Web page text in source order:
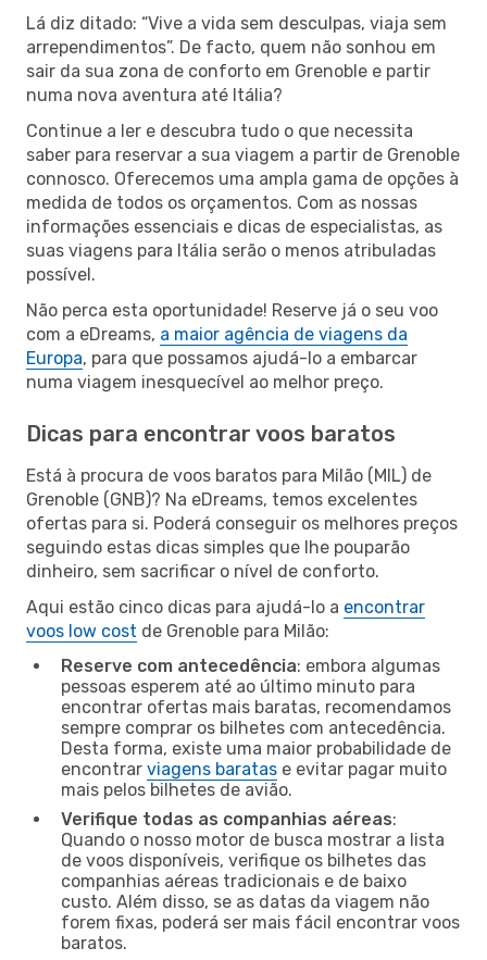
Lá diz ditado: “Vive a vida sem desculpas, viaja sem
arrependimentos”. De facto, quem não sonhou em
sair da sua zona de conforto em Grenoble e partir
numa nova aventura até Itália?
Continue a ler e descubra tudo o que necessita
saber para reservar a sua viagem a partir de Grenoble
connosco. Oferecemos uma ampla gama de opções à
medida de todos os orçamentos. Com as nossas
informações essenciais e dicas de especialistas, as
suas viagens para Itália serão o menos atribuladas
possível.
Não perca esta oportunidade! Reserve já o seu voo
com a eDreams, a maior agência de viagens da
Europa, para que possamos ajudá-lo a embarcar
numa viagem inesquecível ao melhor preço.
Dicas para encontrar voos baratos
Está à procura de voos baratos para Milão (MIL) de
Grenoble (GNB)? Na eDreams, temos excelentes
ofertas para si. Poderá conseguir os melhores preços
seguindo estas dicas simples que lhe pouparão
dinheiro, sem sacrificar o nível de conforto.
Aqui estão cinco dicas para ajudá-lo a encontrar
voos low cost de Grenoble para Milão:
Reserve com antecedência: embora algumas
pessoas esperem até ao último minuto para
encontrar ofertas mais baratas, recomendamos
sempre comprar os bilhetes com antecedência.
Desta forma, existe uma maior probabilidade de
encontrar viagens baratas e evitar pagar muito
mais pelos bilhetes de avião.
Verifique todas as companhias aéreas:
Quando o nosso motor de busca mostrar a lista
de voos disponíveis, verifique os bilhetes das
companhias aéreas tradicionais e de baixo
custo. Além disso, se as datas da viagem não
forem fixas, poderá ser mais fácil encontrar voos
baratos.